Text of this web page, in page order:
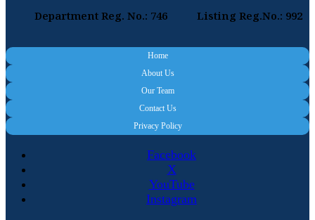
Department Reg. No.: 746 Listing Reg.No.: 992
Home
About Us
Our Team
Contact Us
Privacy Policy
Facebook
X
YouTube
Instagram